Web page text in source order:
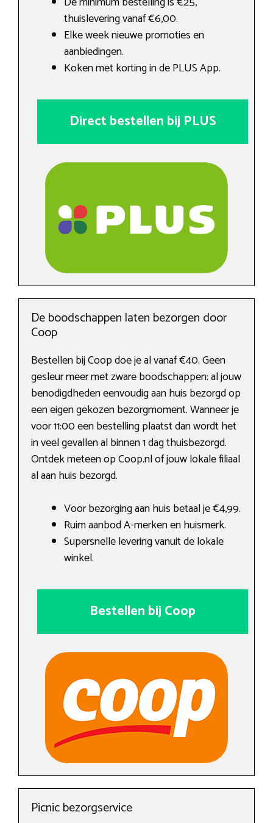
thuislevering vanaf €6,00.
Elke week nieuwe promoties en
aanbiedingen.
Koken met korting in de PLUS App.
Direct bestellen bij PLUS
De boodschappen laten bezorgen door
Coop
Bestellen bij Coop doe je al vanaf €40. Geen
gesleur meer met zware boodschappen: al jouw
benodigdheden eenvoudig aan huis bezorgd op
een eigen gekozen bezorgmoment. Wanneer je
voor 11:00 een bestelling plaatst dan wordt het
in veel gevallen al binnen 1 dag thuisbezorgd.
Ontdek meteen op Coop.nl of jouw lokale filiaal
al aan huis bezorgd.
Voor bezorging aan huis betaal je €4,99.
Ruim aanbod A-merken en huismerk.
Supersnelle levering vanuit de lokale
winkel.
Bestellen bij Coop
Picnic bezorgservice